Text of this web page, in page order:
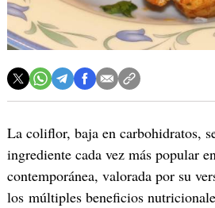
La coliflor, baja en carbohidratos,
ingrediente cada vez más popular
contemporánea, valorada por su
los múltiples beneficios